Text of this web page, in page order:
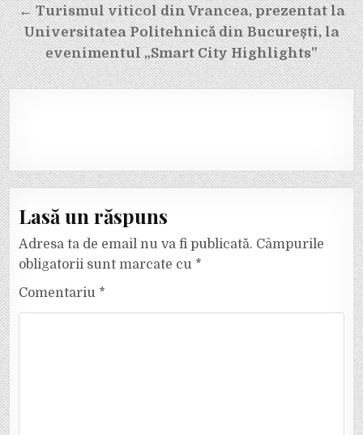
← Turismul viticol din Vrancea, prezentat la
Universitatea Politehnică din București, la
evenimentul „Smart City Highlights”
Lasă un răspuns
Adresa ta de email nu va fi publicată. Câmpurile
obligatorii sunt marcate cu *
Comentariu *